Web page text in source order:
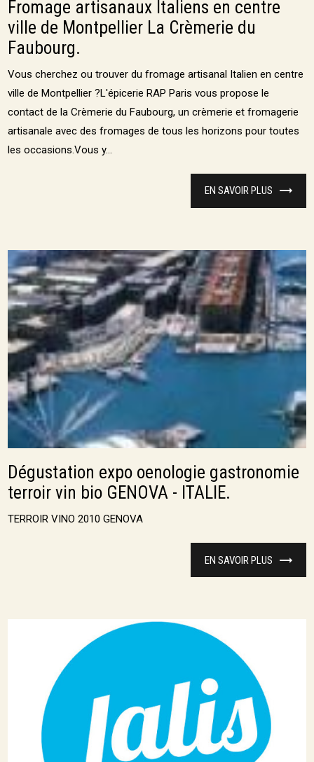
Fromage artisanaux Italiens en centre
ville de Montpellier La Crèmerie du
Faubourg.
Vous cherchez ou trouver du fromage artisanal Italien en centre
ville de Montpellier ?L'épicerie RAP Paris vous propose le
contact de la Crèmerie du Faubourg, un crèmerie et fromagerie
artisanale avec des fromages de tous les horizons pour toutes
les occasions.Vous y...
EN SAVOIR PLUS
Dégustation expo oenologie gastronomie
terroir vin bio GENOVA - ITALIE.
TERROIR VINO 2010 GENOVA
EN SAVOIR PLUS